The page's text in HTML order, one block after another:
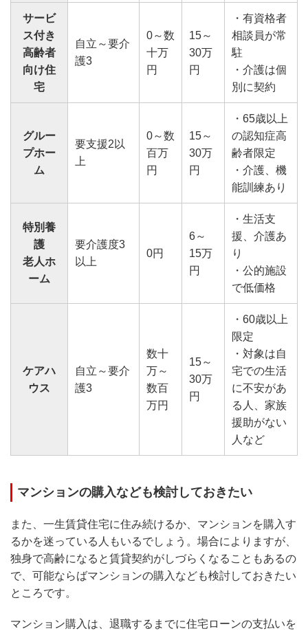
サービ
ス付き
高齢者
向け住
宅
自立～要介
護3
0～数
十万
円
15～
30万
円
・有資格者
相談員が常
駐
・介護は個
別に契約
グルー
プホー
ム
要支援2以
上
0～数
百万
円
15～
30万
円
・65歳以上
の認知症高
齢者限定
・介護、機
能訓練あり
特別養
護
老人ホ
ーム
要介護度3
以上
0円
6～
15万
円
・生活支
援、介護あ
り
・公的施設
で低価格
ケアハ
ウス
自立～要介
護3
数十
万～
数百
万円
15～
30万
円
・60歳以上
限定
・対象は自
宅での生活
に不安があ
る人、家族
援助がない
人など
マンションの購入なども検討しておきたい
また、一生賃貸住宅に住み続けるか、マンションを購入す
るかを迷っている人もいるでしょう。場合によりますが、
独身で高齢になると賃貸契約がしづらくなることもあるの
で、可能ならばマンションの購入なども検討しておきたい
ところです。
マンション購入は、退職するまでに住宅ローンの支払いを